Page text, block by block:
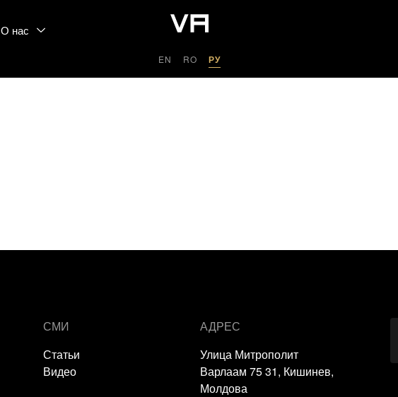
О нас
EN RO РУ
СМИ
Статьи
Видео
АДРЕС
Улица Митрополит
Варлаам 75 31, Кишинев,
Молдова